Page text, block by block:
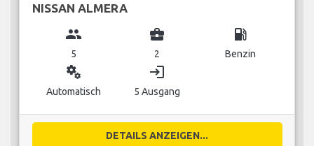
NISSAN ALMERA
group
5
business_center
2
local_gas_station
Benzin
miscellaneous_services
Automatisch
login
5 Ausgang
DETAILS ANZEIGEN...